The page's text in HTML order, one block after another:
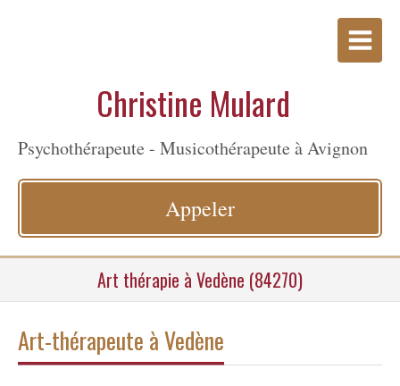
Christine Mulard
Psychothérapeute - Musicothérapeute à Avignon
Appeler
Art thérapie à Vedène (84270)
Art-thérapeute à Vedène